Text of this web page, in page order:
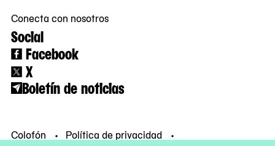
Conecta con nosotros
Social
Facebook
X
Boletín de noticias
Colofón
Política de privacidad